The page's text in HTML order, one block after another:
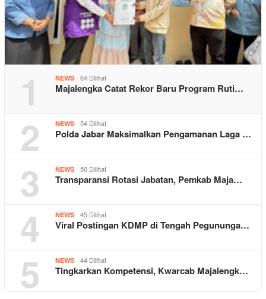
1 NEWS 64 Dilihat
Majalengka Catat Rekor Baru Program Ruti…
2 NEWS 54 Dilihat
Polda Jabar Maksimalkan Pengamanan Laga …
3 NEWS 50 Dilihat
Transparansi Rotasi Jabatan, Pemkab Maja…
4 NEWS 45 Dilihat
Viral Postingan KDMP di Tengah Pegununga…
5 NEWS 44 Dilihat
Tingkarkan Kompetensi, Kwarcab Majalengk…